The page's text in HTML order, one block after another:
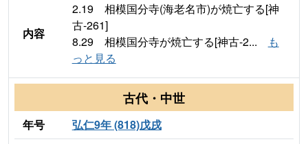
内容
2.19 相模国分寺(海老名市)が焼亡する[神
古-261]
8.29 相模国分寺が焼亡する[神古-2...
も
っと見る
古代・中世
年号 弘仁9年 (818)戊戌